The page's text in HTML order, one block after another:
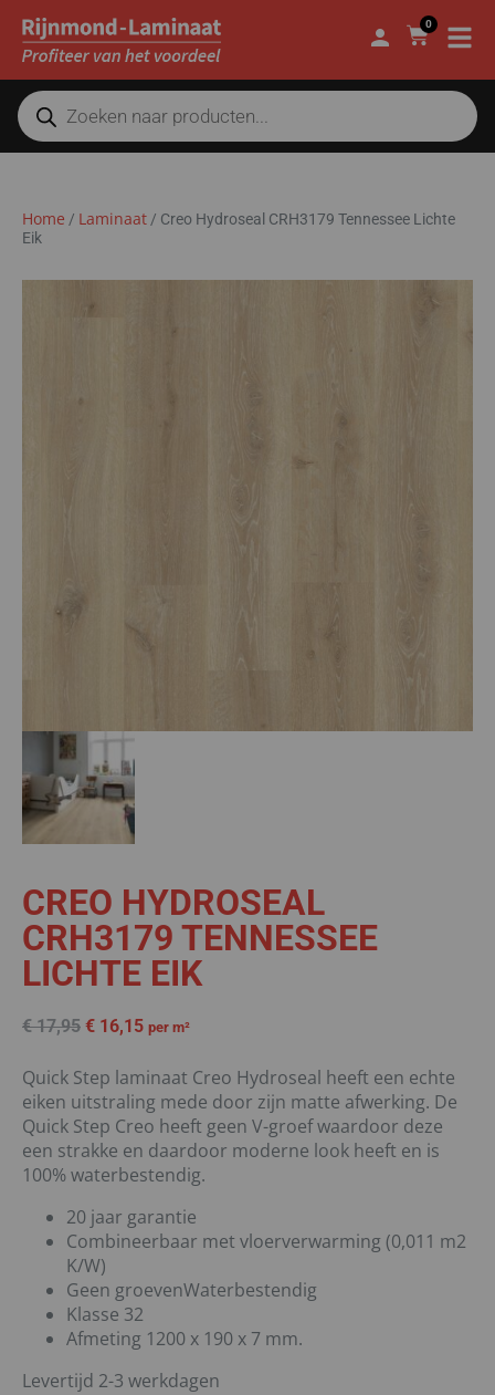
0
Home / Laminaat / Creo Hydroseal CRH3179 Tennessee Lichte
Eik
CREO HYDROSEAL
CRH3179 TENNESSEE
LICHTE EIK
€17,95 € 16,15 per m²
Quick Step laminaat Creo Hydroseal heeft een echte
eiken uitstraling mede door zijn matte afwerking. De
Quick Step Creo heeft geen V-groef waardoor deze
een strakke en daardoor moderne look heeft en is
100% waterbestendig.
20 jaar garantie
Combineerbaar met vloerverwarming (0,011 m2
K/W)
Geen groevenWaterbestendig
Klasse 32
Afmeting 1200 x 190 x 7 mm.
Levertijd 2-3 werkdagen